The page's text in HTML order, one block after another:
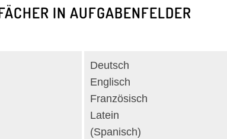
IN AUFGABENFELDER
Deutsch
Englisch
Französisch
Latein
(Spanisch)